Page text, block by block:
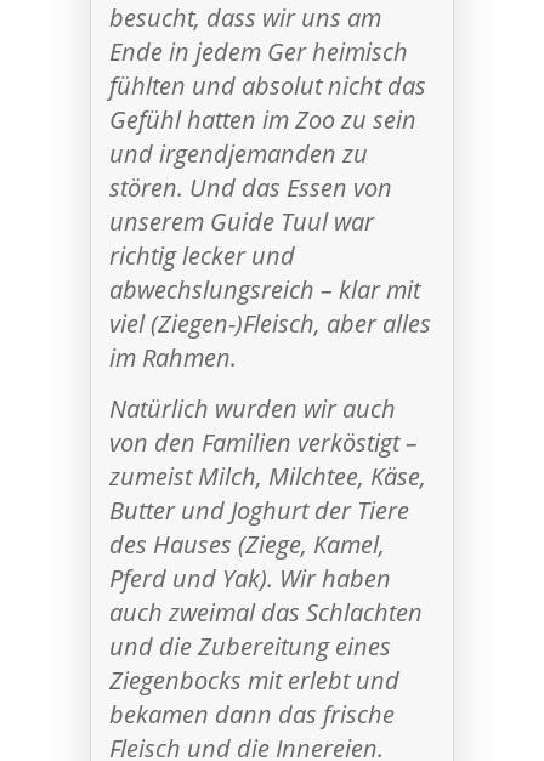
besucht, dass wir uns am
Ende in jedem Ger heimisch
fühlten und absolut nicht das
Gefühl hatten im Zoo zu sein
und irgendjemanden zu
stören. Und das Essen von
unserem Guide Tuul war
richtig lecker und
abwechslungsreich – klar mit
viel (Ziegen-)Fleisch, aber alles
im Rahmen.
Natürlich wurden wir auch
von den Familien verköstigt –
zumeist Milch, Milchtee, Käse,
Butter und Joghurt der Tiere
des Hauses (Ziege, Kamel,
Pferd und Yak). Wir haben
auch zweimal das Schlachten
und die Zubereitung eines
Ziegenbocks mit erlebt und
bekamen dann das frische
Fleisch und die Innereien.